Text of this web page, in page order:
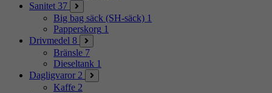
Sanitet 37
Big bag säck (SH-säck) 1
Papperskorg 1
Drivmedel 8
Bränsle 7
Dieseltank 1
Dagligvaror 2
Kaffe 2